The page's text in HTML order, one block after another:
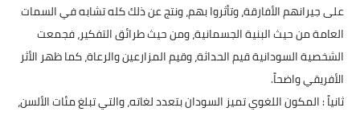
على جيرانهم الأفارقة، وتأثروا بهم، ونتج عن ذلك كله تشابه في السمات
العامة من حيث البنية الجسمانية، ومن حيث طرائق التفكير، فجمعت
الشخصية السودانية قيم الحداثة، وقيم المزارعين والرعاة، كما ظهر الأثر
الأفريقي واضحاً.
ثانياً : المكون اللغوي تميز السودان بتعدد لغاته، والتي تبلغ مئات الألسن،